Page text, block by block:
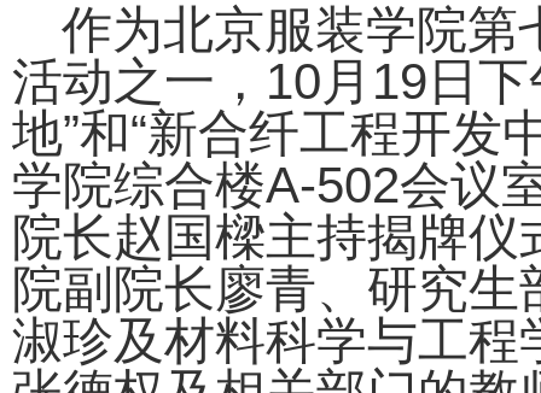
作为北京服装学院第
活动之一，10月19日
地”和“新合纤工程开发
学院综合楼A-502会议
院长赵国樑主持揭牌
院副院长廖青、研究
淑珍及材料科学与工